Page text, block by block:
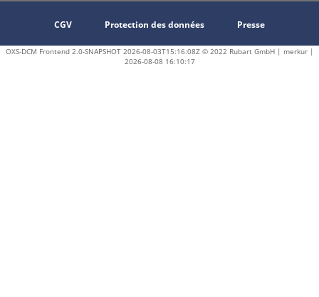
CGV Protection des données Presse
OXS-DCM Frontend 2.0-SNAPSHOT 2026-08-03T15:16:08Z © 2022 Rubart GmbH | merkur |
2026-08-08 16:10:17